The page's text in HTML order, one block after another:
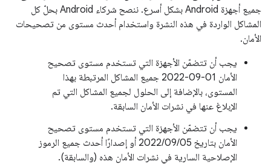
جميع أجهزة Android بشكل أسرع. ننصح شركاء Android بحلّ كل
المشاكل الواردة في هذه النشرة واستخدام أحدث مستوى من تصحيحات
الأمان.
يجب أن تتضمّن الأجهزة التي تستخدم مستوى تصحيح
الأمان ‎2022-09-01 جميع المشاكل المرتبطة بهذا
المستوى، بالإضافة إلى الحلول لجميع المشاكل التي تم
الإبلاغ عنها في نشرات الأمان السابقة.
يجب أن تتضمّن الأجهزة التي تستخدم مستوى تصحيح
الأمان بتاريخ 05‏/09‏/2022 أو إصدارًا أحدث جميع الرموز
الإصلاحية السارية في نشرات الأمان هذه (والسابقة).